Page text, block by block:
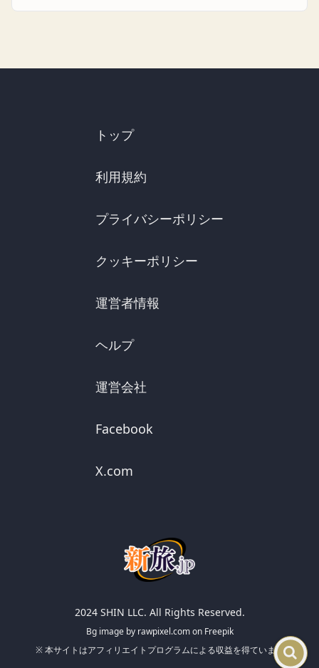
トップ
利用規約
プライバシーポリシー
クッキーポリシー
運営者情報
ヘルプ
運営会社
Facebook
X.com
2024 SHIN LLC. All Rights Reserved.
Bg image by rawpixel.com on Freepik
※ 本サイトはアフィリエイトプログラムによる収益を得ています